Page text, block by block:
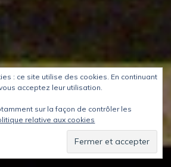
: ce site utilise des cookies. En continuant
acceptez leur utilisation.
sur la façon de contrôler les
relative aux cookies